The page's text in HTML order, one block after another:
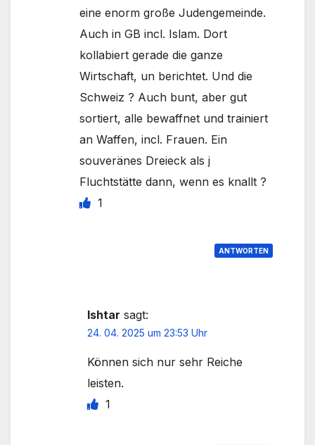
eine enorm große Judengemeinde.
Auch in GB incl. Islam. Dort
kollabiert gerade die ganze
Wirtschaft, un berichtet. Und die
Schweiz ? Auch bunt, aber gut
sortiert, alle bewaffnet und trainiert
an Waffen, incl. Frauen. Ein
souveränes Dreieck als j
Fluchtstätte dann, wenn es knallt ?
1
ANTWORTEN
Ishtar sagt:
24. 04. 2025 um 23:53 Uhr
Können sich nur sehr Reiche
leisten.
1